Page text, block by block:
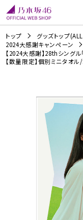
トップ グッズトップ
2024大感謝キャンペーン
【2024大感謝】28thシングル
【数量限定】個別ミニタオ